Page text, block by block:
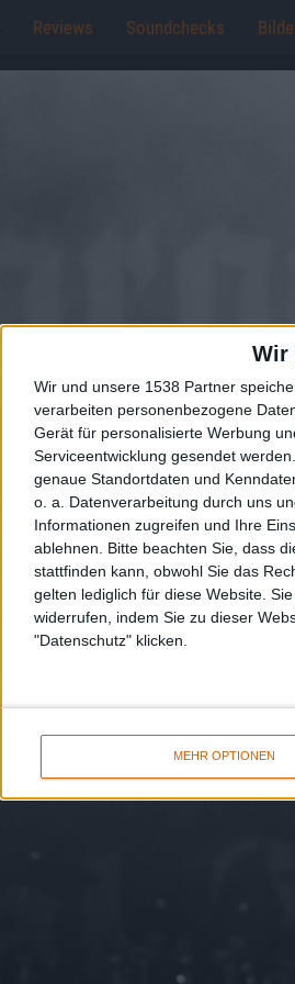
Wir
Wir und unsere 1538 Partner
verarbeiten personenbezogene
Gerät für personalisierte Werbung
Serviceentwicklung gesendet werden.
genaue Standortdaten und
o. a. Datenverarbeitung durch uns
Informationen zugreifen und Ihre
ablehnen. Bitte beachten Sie, dass
stattfinden kann, obwohl Sie das
gelten lediglich für diese Website.
widerrufen, indem Sie zu dieser
"Datenschutz" klicken.
MEHR OPTIONEN
Reviews Soundchecks